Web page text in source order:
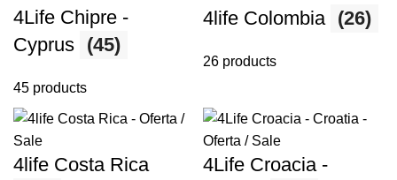
4Life Chipre -
Cyprus (45)
45 products
4life Colombia (26)
26 products
4life Costa Rica
4Life Croacia -